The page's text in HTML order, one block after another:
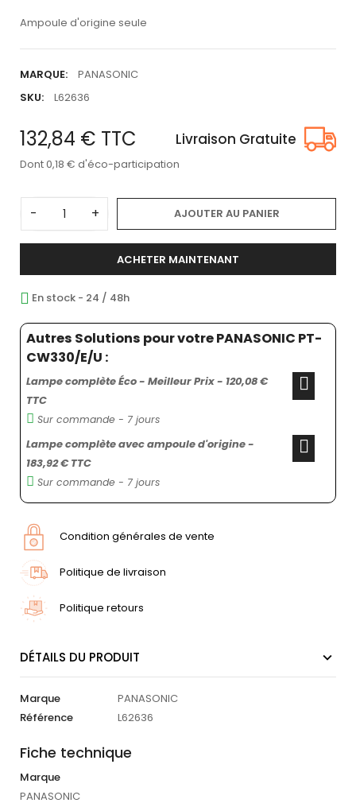
Ampoule d'origine seule
MARQUE:
PANASONIC
SKU:
L62636
132,84 € TTC Livraison Gratuite
Dont 0,18 € d'éco-participation
- + AJOUTER AU PANIER
ACHETER MAINTENANT
En stock - 24 / 48h
Autres Solutions pour votre PANASONIC PT-
CW330/E/U :
Lampe complète Éco - Meilleur Prix - 120,08 €
TTC
Sur commande - 7 jours
Lampe complète avec ampoule d'origine -
183,92 € TTC
Sur commande - 7 jours
Condition générales de vente
Politique de livraison
Politique retours
DÉTAILS DU PRODUIT
Marque
PANASONIC
Référence
L62636
Fiche technique
Marque
PANASONIC